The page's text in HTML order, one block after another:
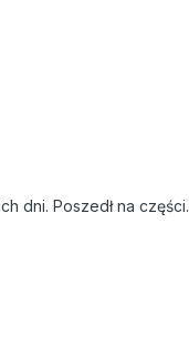
dni. Poszedł na części.